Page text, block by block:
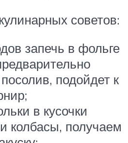
советов:
запечь в фольге
подойдет к
в кусочки
колбасы, получаем